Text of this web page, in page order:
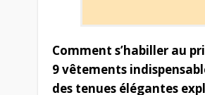
Comment s’habiller au
9 vêtements
des tenues élégantes